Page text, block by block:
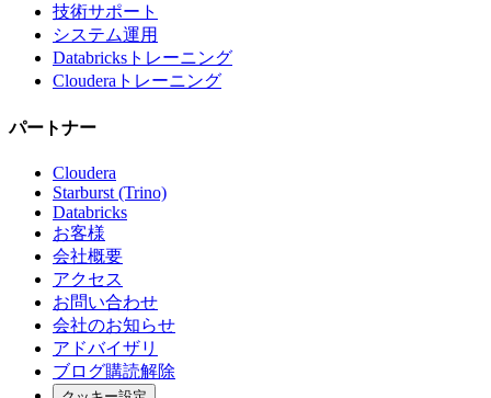
技術サポート
システム運用
Databricksトレーニング
Clouderaトレーニング
パートナー
Cloudera
Starburst (Trino)
Databricks
お客様
会社概要
アクセス
お問い合わせ
会社のお知らせ
アドバイザリ
ブログ購読解除